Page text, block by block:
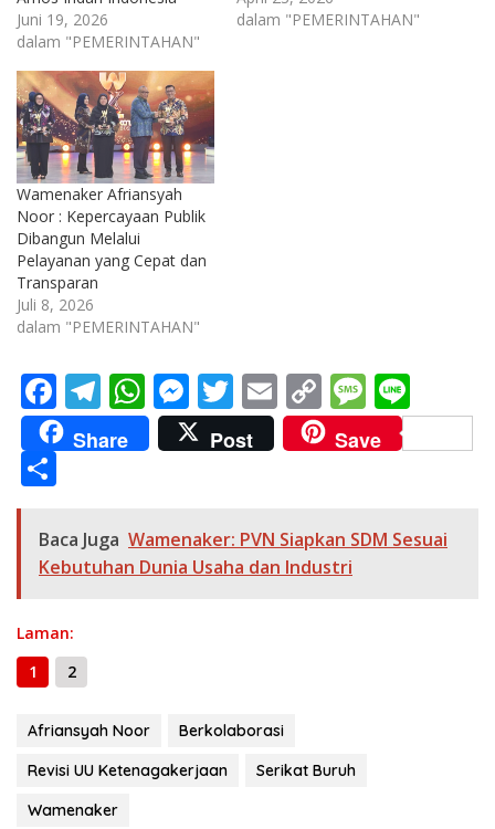
Juni 19, 2026
dalam "PEMERINTAHAN"
dalam "PEMERINTAHAN"
Wamenaker Afriansyah
Noor : Kepercayaan Publik
Dibangun Melalui
Pelayanan yang Cepat dan
Transparan
Juli 8, 2026
dalam "PEMERINTAHAN"
F
ac
e
o
o
T
el
e
a
m
W
h
at
A
p
M
e
ss
n
g
T
w
itt
E
m
ai
C
o
p
Li
n
M
e
ss
g
n
e
Share Post Save
ar
e
Baca Juga Wamenaker: PVN Siapkan SDM Sesuai
Kebutuhan Dunia Usaha dan Industri
Laman:
1
2
Afriansyah Noor
Berkolaborasi
Revisi UU Ketenagakerjaan
Serikat Buruh
Wamenaker